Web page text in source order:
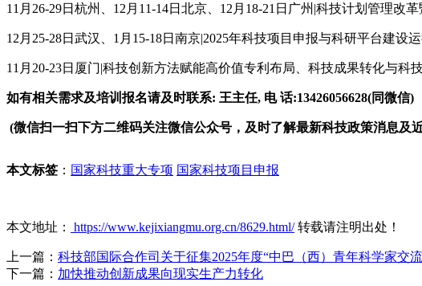
11月26-29日杭州、12月11-14日北京、12月18-21日广州|科技计划管理
12月25-28日武汉、1月15-18日南京|2025年科技项目申报与科研平台建设
11月20-23日厦门|科技创新方法赋能高价值专利布局、科技成果转化与科
如有相关需求及培训报名请及时联系: 王主任, 电 话:13426056628(同微信)
(微信扫一扫下方二维码关注微信公众号，及时了解最新科技政策消息及
本文标签 ： 国家科技重大专项 国家科技项目申报
本文地址： https://www.kejixiangmu.org.cn/8629.html/转载请注明出处！
上一篇： 科技部国际合作司关于征集2025年度“中巴（西）青年科学家交
下一篇： 加快推动创新成果向现实生产力转化